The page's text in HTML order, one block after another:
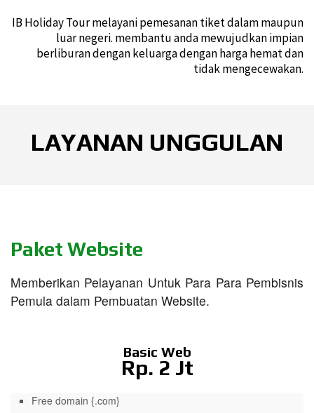
IB Holiday Tour melayani pemesanan tiket dalam maupun
luar negeri. membantu anda mewujudkan impian
berliburan dengan keluarga dengan harga hemat dan
tidak mengecewakan.
LAYANAN UNGGULAN
Paket Website
Memberikan Pelayanan Untuk Para Para Pembisnis
Pemula dalam Pembuatan Website.
Basic Web
Rp. 2 Jt
Free domain {.com}